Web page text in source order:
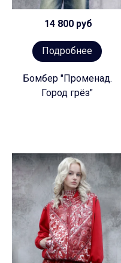
14 800 руб
Подробнее
Бомбер "Променад.
Город грёз"